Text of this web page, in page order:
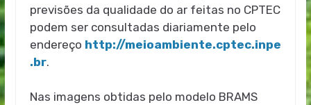
previsões da qualidade do ar feitas no CPTEC
podem ser consultadas diariamente pelo
endereço http://meioambiente.cptec.inpe
.br.
Nas imagens obtidas pelo modelo BRAMS